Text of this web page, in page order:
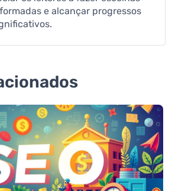
e alcançar progressos